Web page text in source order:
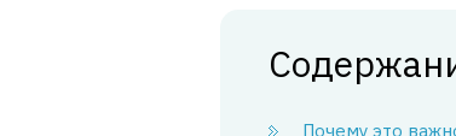
Почему это